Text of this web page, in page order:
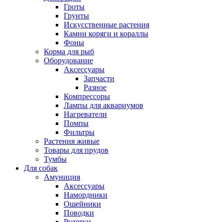
Гроты
Грунты
Искусственные растения
Камни коряги и кораллы
Фоны
Корма для рыб
Оборудование
Аксессуары
Запчасти
Разное
Компрессоры
Лампы для аквариумов
Нагреватели
Помпы
Фильтры
Растения живые
Товары для прудов
Тумбы
Для собак
Амуниция
Аксессуары
Намордники
Ошейники
Поводки